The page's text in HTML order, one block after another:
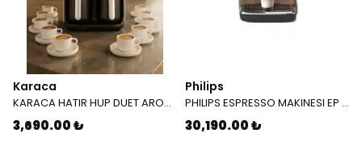
Karaca
KARACA HATIR HUP DUET AROMA T K M WHITE 8683650194101
3,690.00 ₺
Philips
PHILIPS ESPRESSO MAKINESI EP 5544/80
30,190.00 ₺